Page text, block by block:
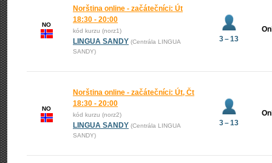
NO
Norština online - začátečníci: Út
18:30 - 20:00
kód kurzu (norz1)
LINGUA SANDY (Centrála LINGUA
SANDY)
3 – 13
NO
Norština online - začátečníci: Út, Čt
18:30 - 20:00
kód kurzu (norz2)
LINGUA SANDY (Centrála LINGUA
SANDY)
3 – 13